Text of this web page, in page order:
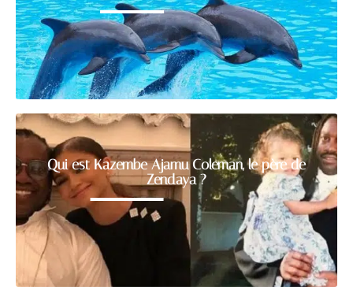
Qui est Kazembe Ajamu Coleman, le père de
Zendaya ?